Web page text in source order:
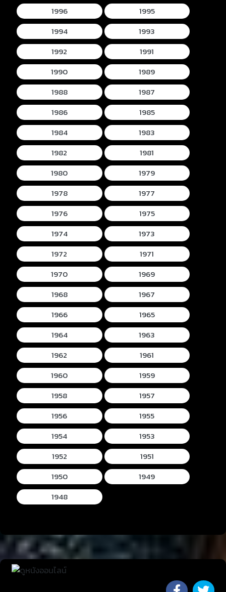
1996
1995
1994
1993
1992
1991
1990
1989
1988
1987
1986
1985
1984
1983
1982
1981
1980
1979
1978
1977
1976
1975
1974
1973
1972
1971
1970
1969
1968
1967
1966
1965
1964
1963
1962
1961
1960
1959
1958
1957
1956
1955
1954
1953
1952
1951
1950
1949
1948